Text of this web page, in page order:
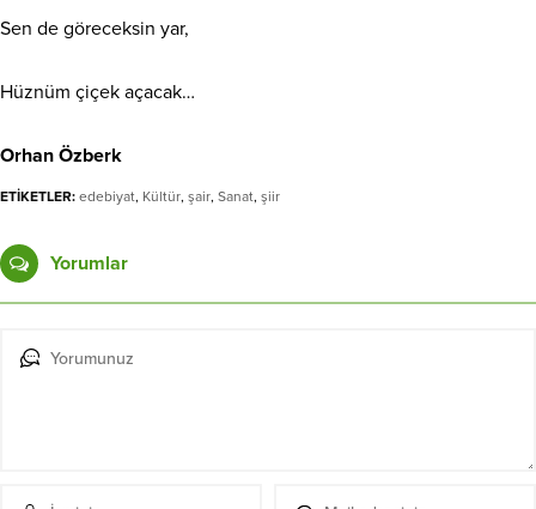
Sen de göreceksin yar,
Hüznüm çiçek açacak…
Orhan Özberk
ETİKETLER: edebiyat, Kültür, şair, Sanat, şiir
Yorumlar